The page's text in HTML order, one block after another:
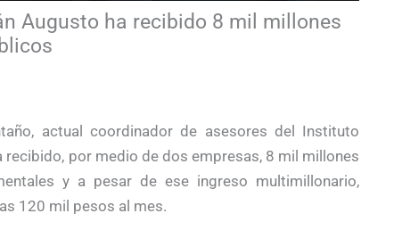
Augusto ha recibido 8 mil millones
actual coordinador de asesores del Instituto
recibido, por medio de dos empresas, 8 mil millones
y a pesar de ese ingreso multimillonario,
120 mil pesos al mes.